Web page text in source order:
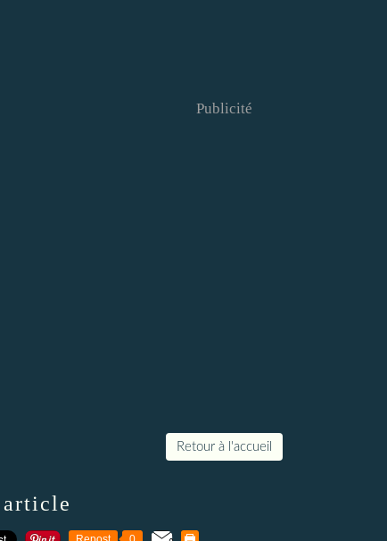
Publicité
Retour à l'accueil
article